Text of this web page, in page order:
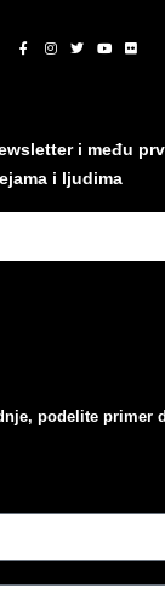
i među
i ljudima
podelite primer